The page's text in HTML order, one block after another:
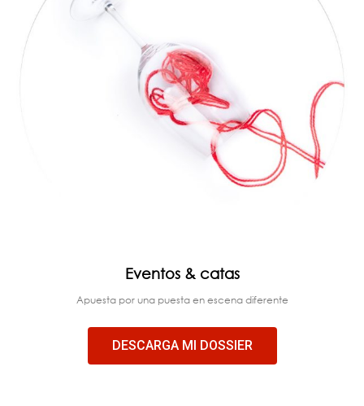
Eventos & catas
Apuesta por una puesta en escena diferente
DESCARGA MI DOSSIER